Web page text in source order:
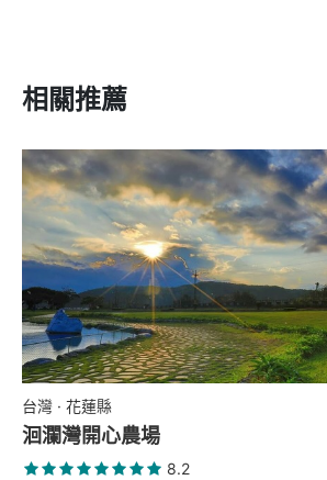
相關推薦
台灣 · 花蓮縣
洄瀾灣開心農場
8.2